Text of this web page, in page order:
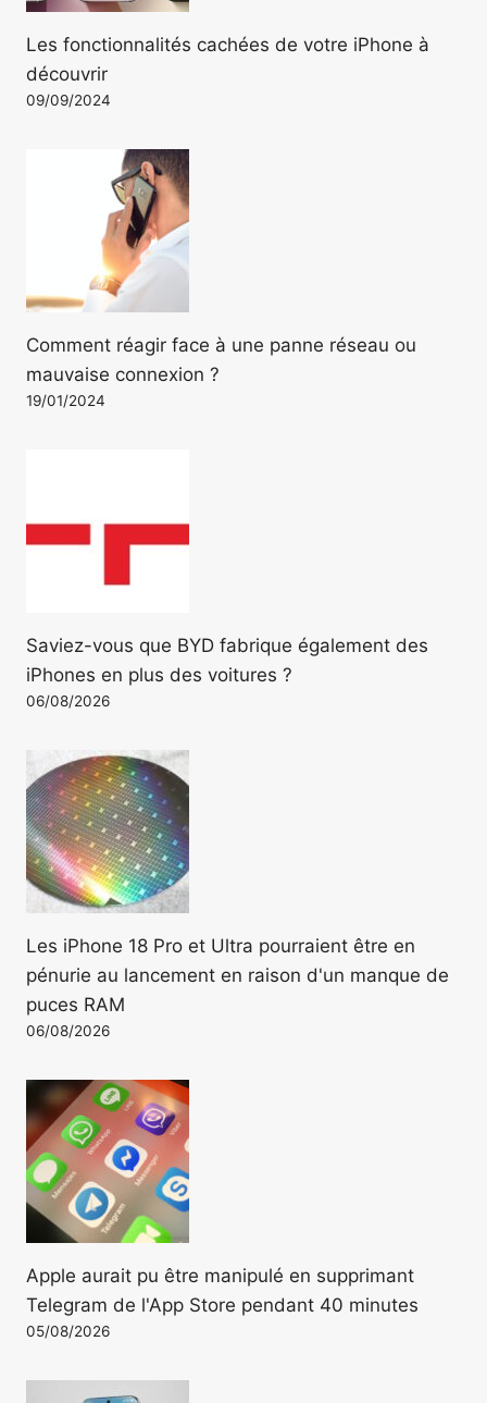
Les fonctionnalités cachées de votre iPhone à
découvrir
09/09/2024
Comment réagir face à une panne réseau ou
mauvaise connexion ?
19/01/2024
Saviez-vous que BYD fabrique également des
iPhones en plus des voitures ?
06/08/2026
Les iPhone 18 Pro et Ultra pourraient être en
pénurie au lancement en raison d'un manque de
puces RAM
06/08/2026
Apple aurait pu être manipulé en supprimant
Telegram de l'App Store pendant 40 minutes
05/08/2026